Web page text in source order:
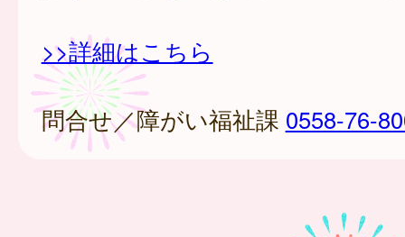
>>詳細はこちら
問合せ／障がい福祉課 0558-76-